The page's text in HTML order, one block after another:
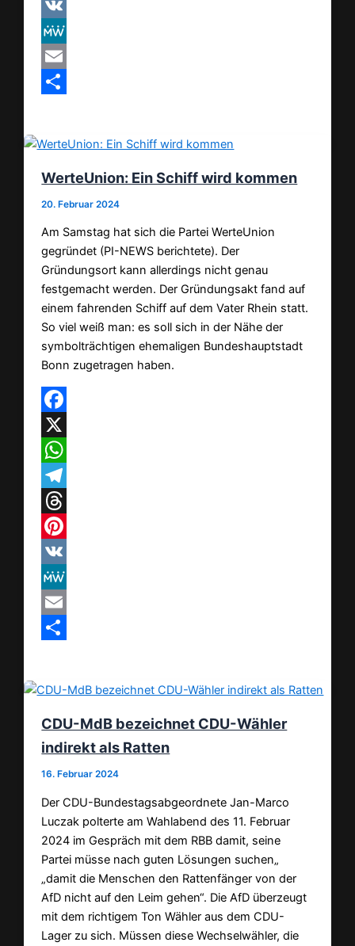
Pinterest
VK
MeWe
Email
WerteUnion: Ein Schiff wird kommen
20. Februar 2024
Am Samstag hat sich die Partei WerteUnion
gegründet (PI-NEWS berichtete). Der
Gründungsort kann allerdings nicht genau
festgemacht werden. Der Gründungsakt fand auf
einem fahrenden Schiff auf dem Vater Rhein statt.
So viel weiß man: es soll sich in der Nähe der
symbolträchtigen ehemaligen Bundeshauptstadt
Bonn zugetragen haben.
Facebook
X
WhatsApp
Telegram
Threads
Pinterest
VK
MeWe
Email
CDU-MdB bezeichnet CDU-Wähler
indirekt als Ratten
16. Februar 2024
Der CDU-Bundestagsabgeordnete Jan-Marco
Luczak polterte am Wahlabend des 11. Februar
2024 im Gespräch mit dem RBB damit, seine
Partei müsse nach guten Lösungen suchen„
„damit die Menschen den Rattenfänger von der
AfD nicht auf den Leim gehen“. Die AfD überzeugt
mit dem richtigem Ton Wähler aus dem CDU-
Lager zu sich. Müssen diese Wechselwähler, die